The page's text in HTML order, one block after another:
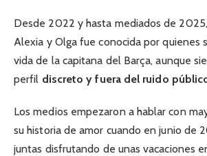
Desde 2022 y hasta mediados de
Alexia y Olga fue conocida por quienes
vida de la capitana del Barça, aunque
perfil discreto y fuera del ruido
Los medios empezaron a hablar con
su historia de amor cuando en junio de
juntas disfrutando de unas vacaciones